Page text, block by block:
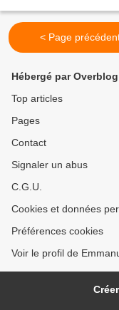
< Page
Hébergé par Overblog
Top articles
Pages
Contact
Signaler un abus
C.G.U.
Cookies et données
Préférences cookies
Voir le profil de